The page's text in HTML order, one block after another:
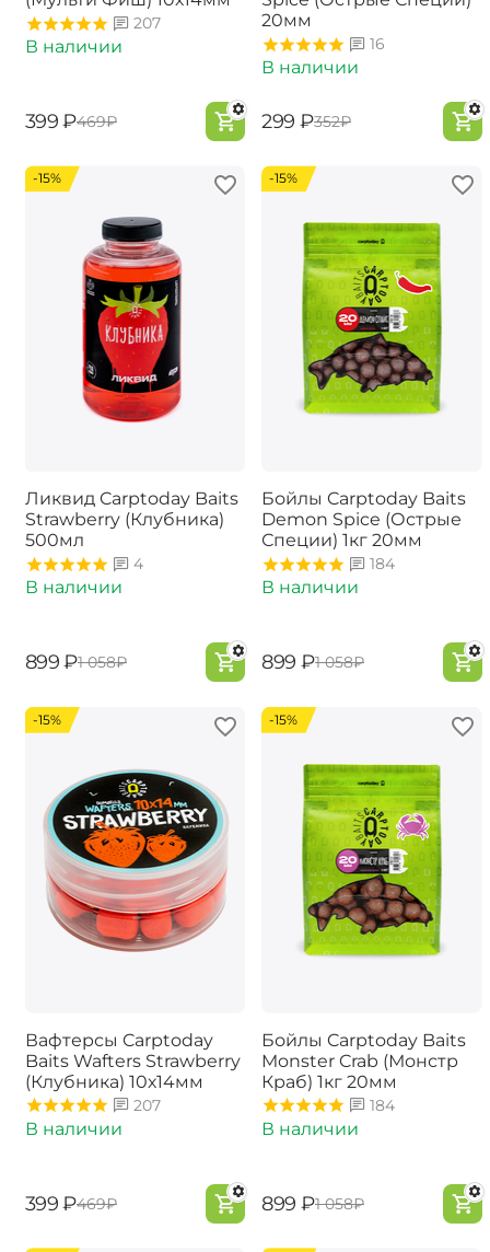
207
В наличии
‍399‍ ₽‍469‍₽
20мм
16
В наличии
‍299‍ ₽‍352‍₽
-15%
Ликвид Carptoday Baits
Strawberry (Клубника)
500мл
4
В наличии
‍899‍ ₽‍1 058‍₽
-15%
Бойлы Carptoday Baits
Demon Spice (Острые
Специи) 1кг 20мм
184
В наличии
‍899‍ ₽‍1 058‍₽
-15%
Вафтерсы Carptoday
Baits Wafters Strawberry
(Клубника) 10х14мм
207
В наличии
‍399‍ ₽‍469‍₽
-15%
Бойлы Carptoday Baits
Monster Crab (Монстр
Краб) 1кг 20мм
184
В наличии
‍899‍ ₽‍1 058‍₽